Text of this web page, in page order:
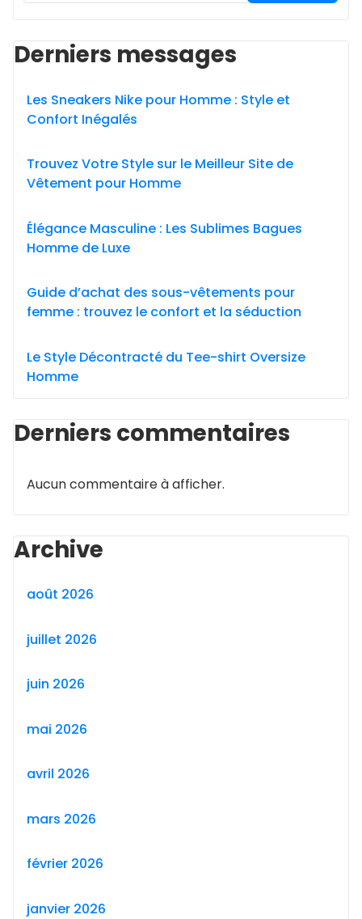
Derniers messages
Les Sneakers Nike pour Homme : Style et
Confort Inégalés
Trouvez Votre Style sur le Meilleur Site de
Vêtement pour Homme
Élégance Masculine : Les Sublimes Bagues
Homme de Luxe
Guide d’achat des sous-vêtements pour
femme : trouvez le confort et la séduction
Le Style Décontracté du Tee-shirt Oversize
Homme
Derniers commentaires
Aucun commentaire à afficher.
Archive
août 2026
juillet 2026
juin 2026
mai 2026
avril 2026
mars 2026
février 2026
janvier 2026